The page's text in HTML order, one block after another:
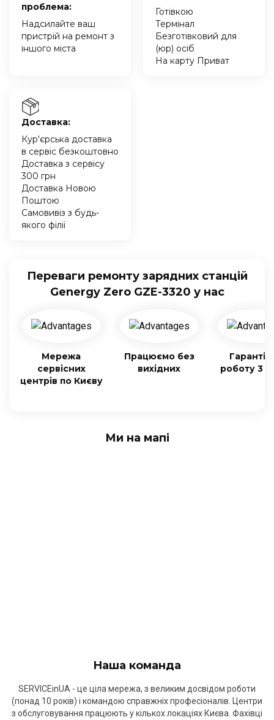
проблема:
Надсилайте ваш
пристрій на ремонт з
іншого міста
Готівкою
Термінал
Безготівковий для
(юр) осіб
На карту Приват
Доставка:
Кур'єрська доставка
в сервіс безкоштовно
Доставка з сервісу
300 грн
Доставка Новою
Поштою
Самовивіз з будь-
якого філії
Переваги ремонту зарядних станцій
Genergy Zero GZE-3320 у нас
Мережа
сервісних
центрів по Києву
Працюємо без
вихідних
Гарантія
роботу 3
Ми на мапі
Наша команда
SERVICEinUA - це ціла мережа, з великим досвідом роботи
(понад 10 років) і командою справжніх професіоналів. Центри
з обслуговування працюють у кількох локаціях Києва. Фахівці